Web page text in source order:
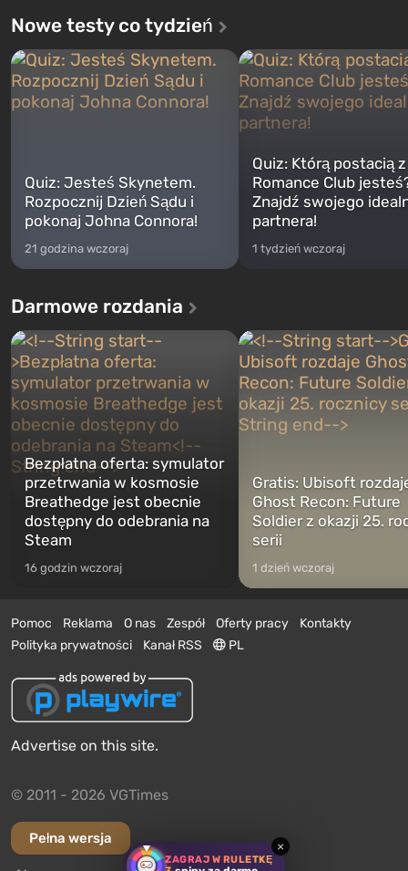
ZAGRAJ W RULETKĘ
×
Nowe testy co tydzień
Quiz: Jesteś Skynetem.
Rozpocznij Dzień Sądu i
pokonaj Johna Connora!
21 godzina wczoraj
Quiz: Którą postacią z
Romance Club
Znajdź swojego
partnera!
1 tydzień wczoraj
Darmowe rozdania
Bezpłatna oferta: symulator
przetrwania w kosmosie
Breathedge jest obecnie
dostępny do odebrania na
Steam
16 godzin wczoraj
Gratis: Ubisoft
Ghost Recon: Future
Soldier z okazji 25.
serii
1 dzień wczoraj
Pomoc Reklama O nas Zespół Oferty pracy
Kontakty
Polityka prywatności
Kanał RSS PL
Advertise on this site.
© 2011 - 2026 VGTimes
Pełna wersja